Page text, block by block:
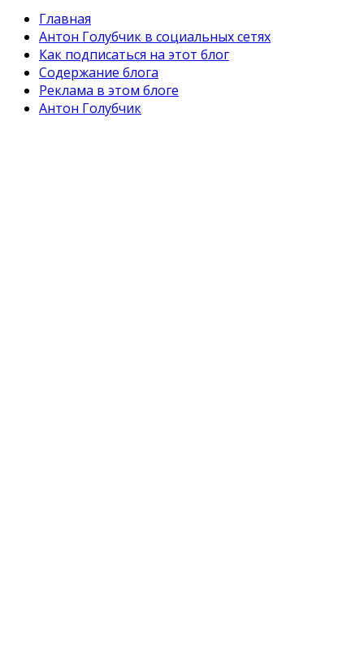
Главная
Антон Голубчик в социальных сетях
Как подписаться на этот блог
Содержание блога
Реклама в этом блоге
Антон Голубчик